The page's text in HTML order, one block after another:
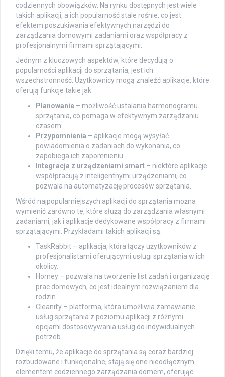
codziennych obowiązków. Na rynku dostępnych jest wiele
takich aplikacji, a ich popularność stale rośnie, co jest
efektem poszukiwania efektywnych narzędzi do
zarządzania domowymi zadaniami oraz współpracy z
profesjonalnymi firmami sprzątającymi.
Jednym z kluczowych aspektów, które decydują o
popularności aplikacji do sprzątania, jest ich
wszechstronność. Użytkownicy mogą znaleźć aplikacje, które
oferują funkcje takie jak:
Planowanie – możliwość ustalania harmonogramu
sprzątania, co pomaga w efektywnym zarządzaniu
czasem.
Przypomnienia – aplikacje mogą wysyłać
powiadomienia o zadaniach do wykonania, co
zapobiega ich zapomnieniu.
Integracja z urządzeniami smart – niektóre aplikacje
współpracują z inteligentnymi urządzeniami, co
pozwala na automatyzację procesów sprzątania.
Wśród najpopularniejszych aplikacji do sprzątania można
wymienić zarówno te, które służą do zarządzania własnymi
zadaniami, jak i aplikacje dedykowane współpracy z firmami
sprzątającymi. Przykładami takich aplikacji są:
TaskRabbit – aplikacja, która łączy użytkowników z
profesjonalistami oferującymi usługi sprzątania w ich
okolicy.
Homey – pozwala na tworzenie list zadań i organizację
prac domowych, co jest idealnym rozwiązaniem dla
rodzin.
Cleanify – platforma, która umożliwia zamawianie
usług sprzątania z poziomu aplikacji z różnymi
opcjami dostosowywania usług do indywidualnych
potrzeb.
Dzięki temu, że aplikacje do sprzątania są coraz bardziej
rozbudowane i funkcjonalne, stają się one nieodłącznym
elementem codziennego zarządzania domem, oferując